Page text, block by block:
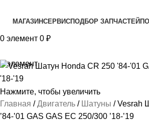
МАГАЗИНСЕРВИСПОДБОР ЗАПЧАСТЕЙ
0 элемент 0 ₽
0элемент
Нажмите, чтобы увеличить
Главная
Двигатель Шатуны
Vesrah
’84-’01 GAS GAS EC 250/300 ’18-’19